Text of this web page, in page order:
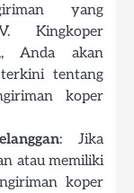
yang
Kingkoper
Anda akan
tentang
koper
: Jika
atau memiliki
koper